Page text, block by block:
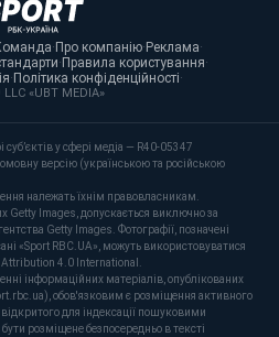
·Про компанію·Реклама·
·Правила користування·
·Політика конфіденційності·
«UBT MEDIA»
суб’єктів у сфері медіа — R40-05347
версію (українською та російською
належать їхнім правовласникам.
Getty Images, допускається виключно за
Getty Images. Фотографії, позначені
«Sport RBC.UA», можуть використовуватися
Attribution 4.0 International.
інформаційних матеріалів, опублікованих
обов'язковим є розміщення активного
для індексації пошуковими
розміщене безпосередньо в тексті